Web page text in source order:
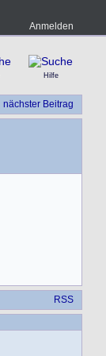
Anmelden
Hilfe
nächster Beitrag
RSS